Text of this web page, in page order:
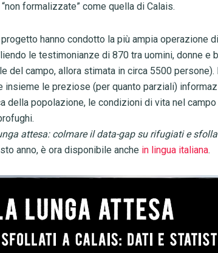
formalizzate” come quella di Calais.
hanno condotto la più ampia operazione
le testimonianze di 870 tra uomini, donne e
del campo, allora stimata in circa 5500 persone).
insieme le preziose (per quanto parziali)
della popolazione, le condizioni di vita nel
attesa: colmare il data-gap su rifugiati e
anno, è ora disponibile anche in lingua italiana.